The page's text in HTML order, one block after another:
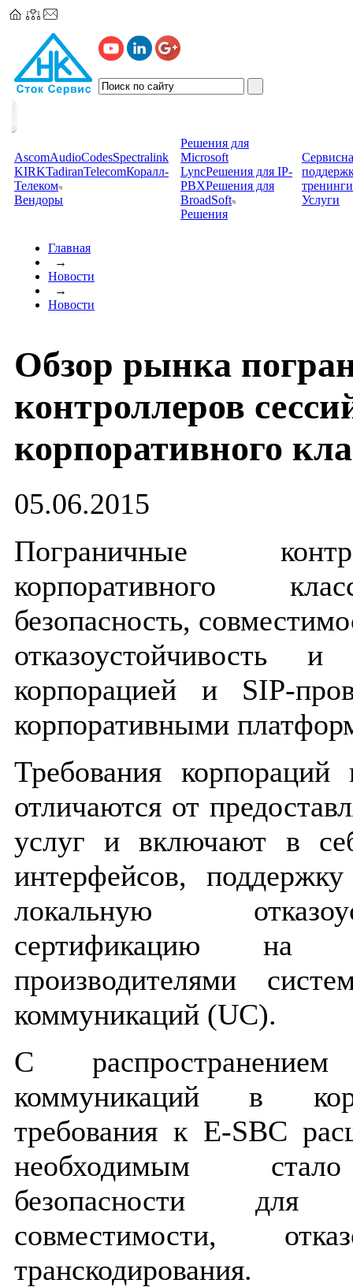
AscomAudioCodesSpectralink
KIRKTadiranTelecomКоралл-
Телеком
Вендоры
Решения для
Microsoft
LyncРешения для IP-
PBXРешения для
BroadSoft
Решения
тренинги
Услуги
Главная
→
Новости
→
Новости
Обзор рынка
контроллеров
корпоративного
05.06.2015
Пограничные
корпоративного
безопасность,
отказоустойчивость
корпорацией и SIP-
корпоративными
Требования
отличаются от
услуг и включают в
интерфейсов,
локальную
сертификацию на
производителями
коммуникаций (UC).
С распространением
коммуникаций в
требования к E-SBC
необходимым стало
безопасности
совместимости,
транскодирования.